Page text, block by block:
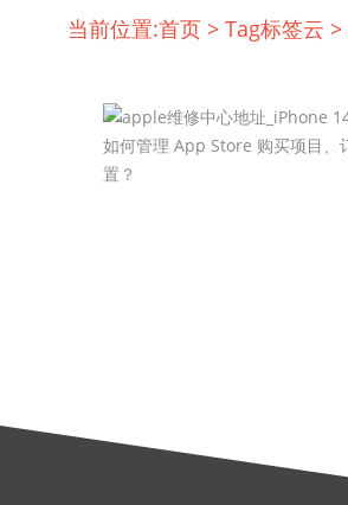
当前位置:首页 > Tag标签云 >